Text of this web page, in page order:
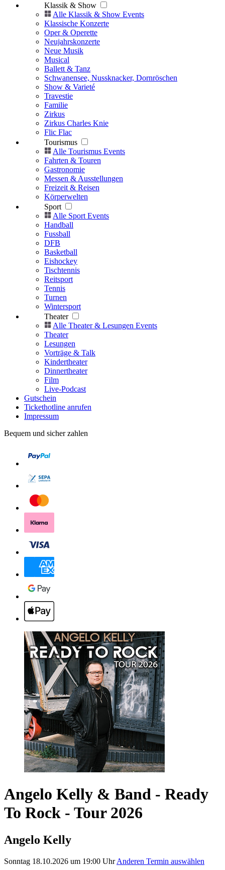
Klassik & Show
Alle Klassik & Show Events
Klassische Konzerte
Oper & Operette
Neujahrskonzerte
Neue Musik
Musical
Ballett & Tanz
Schwanensee, Nussknacker, Dornröschen
Show & Varieté
Travestie
Familie
Zirkus
Zirkus Charles Knie
Flic Flac
Tourismus
Alle Tourismus Events
Fahrten & Touren
Gastronomie
Messen & Ausstellungen
Freizeit & Reisen
Körperwelten
Sport
Alle Sport Events
Handball
Fussball
DFB
Basketball
Eishockey
Tischtennis
Reitsport
Tennis
Turnen
Wintersport
Theater
Alle Theater & Lesungen Events
Theater
Lesungen
Vorträge & Talk
Kindertheater
Dinnertheater
Film
Live-Podcast
Gutschein
Tickethotline anrufen
Impressum
Bequem und sicher zahlen
Angelo Kelly & Band - Ready
To Rock - Tour 2026
Angelo Kelly
Sonntag 18.10.2026 um 19:00 Uhr Anderen Termin auswählen